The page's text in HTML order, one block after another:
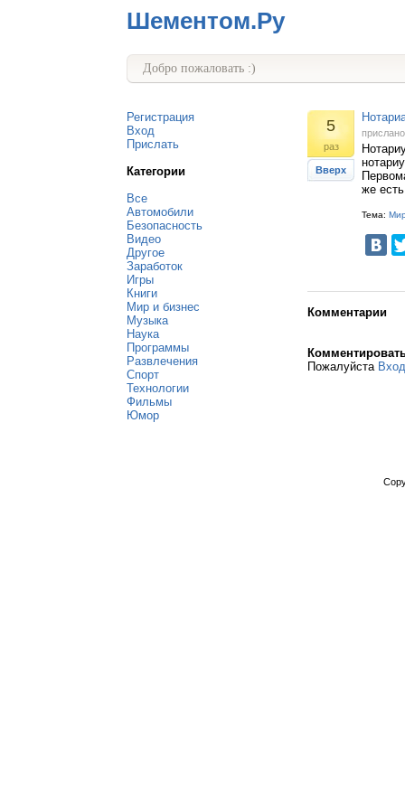
Шементом.Ру
Добро пожаловать :)
Регистрация
Вход
Прислать
Категории
Все
Автомобили
Безопасность
Видео
Другое
Заработок
Игры
Книги
Мир и бизнес
Музыка
Наука
Программы
Развлечения
Спорт
Технологии
Фильмы
Юмор
5
раз
Вверх
же
Тема:
Комментарии
Пожалуйста Вход